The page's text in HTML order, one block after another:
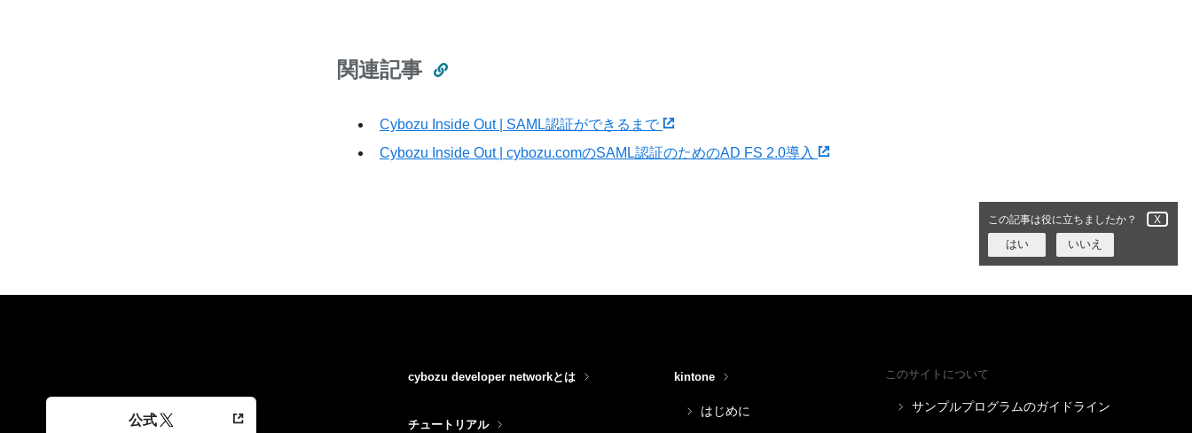
関連記事
Cybozu Inside Out | SAML認証ができるまで
Cybozu Inside Out | cybozu.comのSAML認証のためのAD FS 2.0導入
この記事は役に立ちましたか？ X
はい いいえ
公式
cybozu developer networkとは
チュートリアル
kintone
はじめに
このサイトについて
サンプルプログラムのガイドライン